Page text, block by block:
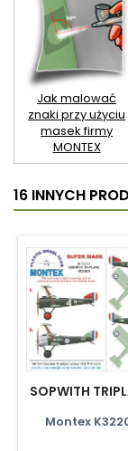
Jak malować
znaki przy użyciu
masek firmy
MONTEX
16 INNYCH
SOPWITH
Montex